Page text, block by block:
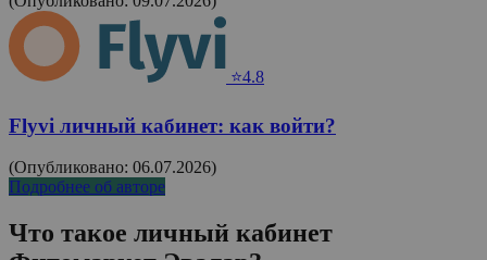
⭐4.8
Flyvi личный кабинет: как войти?
(Опубликовано: 06.07.2026)
Подробнее об авторе
Что такое личный кабинет